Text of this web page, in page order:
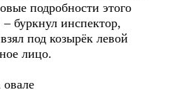
подробности этого
буркнул инспектор,
под козырёк левой
лицо.